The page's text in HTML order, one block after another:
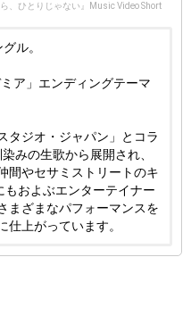
、ひとりじゃない』Music Video Short
ル。
ア」エンディングテーマ
タジオ・ジャパン」とコラ
みの生歌から展開され、
間やセサミストリートのキ
およぶエンターテイナー
まざまなパフォーマンスを
上がっています。